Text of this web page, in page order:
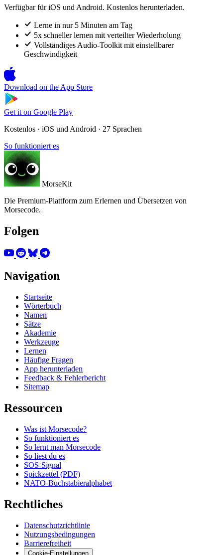
Verfügbar für iOS und Android. Kostenlos herunterladen.
Lerne in nur 5 Minuten am Tag
5x schneller lernen mit verteilter Wiederholung
Vollständiges Audio-Toolkit mit einstellbarer
Geschwindigkeit
Download on the App Store
Get it on Google Play
Kostenlos · iOS und Android · 27 Sprachen
So funktioniert es
MorseKit
Die Premium-Plattform zum Erlernen und Übersetzen von
Morsecode.
Folgen
Navigation
Startseite
Wörterbuch
Namen
Sätze
Akademie
Werkzeuge
Lernen
Häufige Fragen
App herunterladen
Feedback & Fehlerbericht
Sitemap
Ressourcen
Was ist Morsecode?
So funktioniert es
So lernt man Morsecode
So liest du es
SOS-Signal
Spickzettel (PDF)
NATO-Buchstabieralphabet
Rechtliches
Datenschutzrichtlinie
Nutzungsbedingungen
Barrierefreiheit
Cookie-Einstellungen